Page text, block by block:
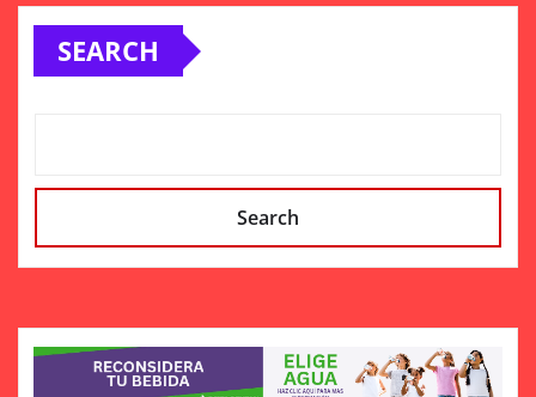
SEARCH
Search